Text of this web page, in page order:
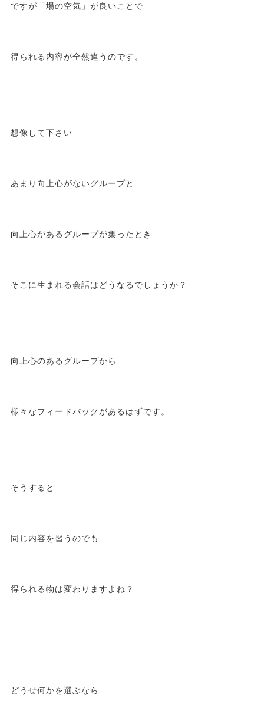
ですが「場の空気」が良いことで
得られる内容が全然違うのです。
想像して下さい
あまり向上心がないグループと
向上心があるグループが集ったとき
そこに生まれる会話はどうなるでしょうか？
向上心のあるグループから
様々なフィードバックがあるはずです。
そうすると
同じ内容を習うのでも
得られる物は変わりますよね？
どうせ何かを選ぶなら